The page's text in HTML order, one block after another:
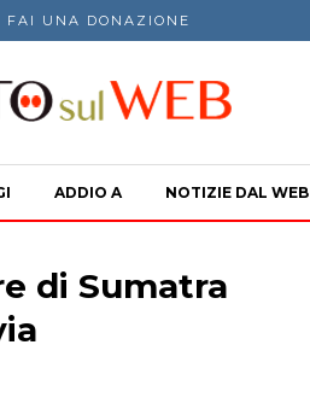
FAI UNA DONAZIONE
ADDIO A NOTIZIE DAL WEB
di Sumatra